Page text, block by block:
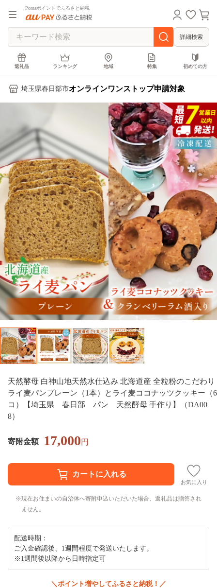
Pontaポイントでふるさと納税
詳細検索
返礼品 ランキング 地域 特集 初めての方
埼玉県春日部市オンラインワンストップ申請対象
天然酵母 白神山地天然水仕込み 北海道産 全粒粉のこだわり
ライ麦パンプレーン（1本）とライ麦ココナッツクッキー（6
コ）【埼玉県 春日部 パン 天然酵母 手作り】（DA00
8）
寄附金額 17,000円
お気に入り
現在お住まいの自治体へ寄附申込いただいた場合、返礼品は贈答され
ません。
配送時期：
ご入金確認後、1週間程度で発送いたします。
※1週間後以降から日時指定可
＼ポイント増やしてふるさと納税！／